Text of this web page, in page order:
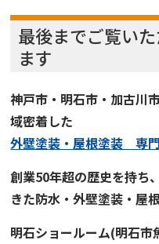
最後までご覧い
ます
神戸市・明石市・加古川
域密着した
外壁塗装・屋根塗装 専
創業50年超の歴史を持ち、
きた防水・外壁塗装・屋
明石ショールーム(明石市